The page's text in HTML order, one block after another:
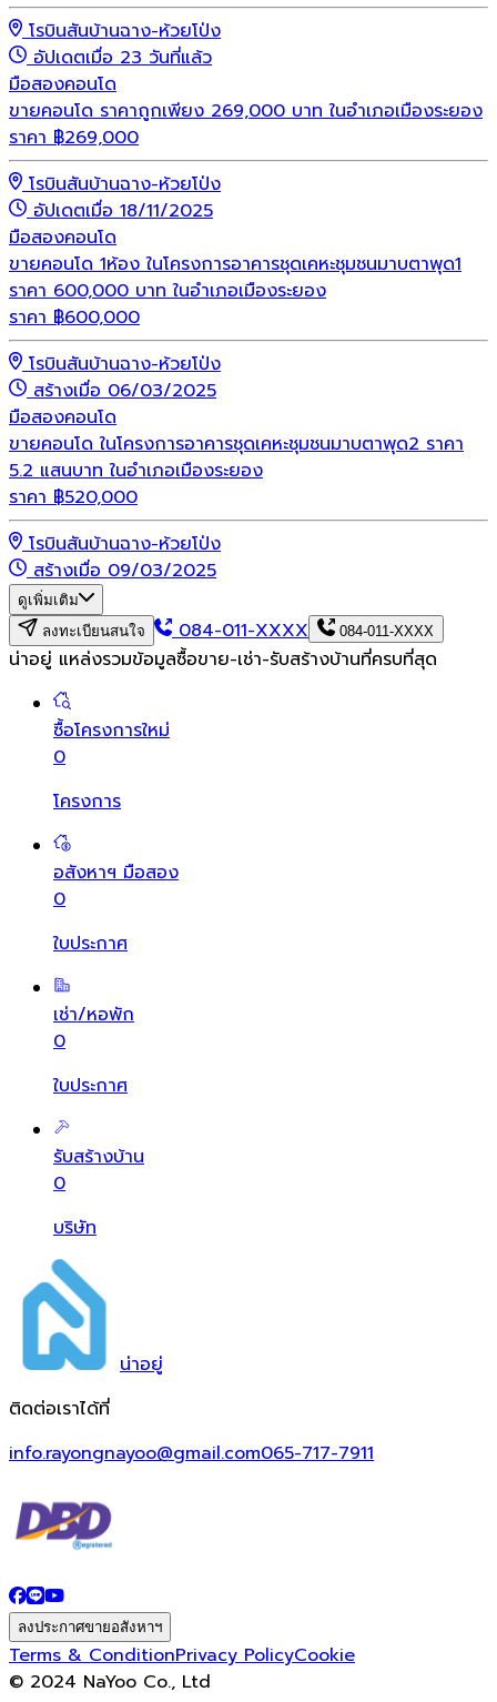
โรบินสันบ้านฉาง-ห้วยโป่ง
อัปเดตเมื่อ 23 วันที่แล้ว
มือสองคอนโด
ขายคอนโด ราคาถูกเพียง 269,000 บาท ในอำเภอเมืองระยอง
ราคา ฿269,000
โรบินสันบ้านฉาง-ห้วยโป่ง
อัปเดตเมื่อ 18/11/2025
มือสองคอนโด
ขายคอนโด 1ห้อง ในโครงการอาคารชุดเคหะชุมชนมาบตาพุด1
ราคา 600,000 บาท ในอำเภอเมืองระยอง
ราคา ฿600,000
โรบินสันบ้านฉาง-ห้วยโป่ง
สร้างเมื่อ 06/03/2025
มือสองคอนโด
ขายคอนโด ในโครงการอาคารชุดเคหะชุมชนมาบตาพุด2 ราคา
5.2 แสนบาท ในอำเภอเมืองระยอง
ราคา ฿520,000
โรบินสันบ้านฉาง-ห้วยโป่ง
สร้างเมื่อ 09/03/2025
ดูเพิ่มเติม
ลงทะเบียนสนใจ
084-011-XXXX 084-011-XXXX
น่าอยู่ แหล่งรวมข้อมูลซื้อขาย-เช่า-รับสร้างบ้านที่ครบที่สุด
ซื้อโครงการใหม่
0
โครงการ
อสังหาฯ มือสอง
0
ใบประกาศ
เช่า/หอพัก
0
ใบประกาศ
รับสร้างบ้าน
0
บริษัท
น่าอยู่
ติดต่อเราได้ที่
info.rayongnayoo@gmail.com065-717-7911
ลงประกาศขายอสังหาฯ
Terms & ConditionPrivacy PolicyCookie
© 2024 NaYoo Co., Ltd